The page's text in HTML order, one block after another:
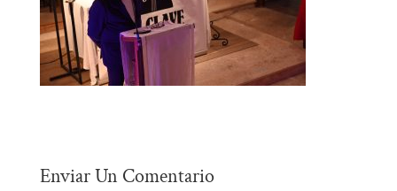
Enviar Un Comentario